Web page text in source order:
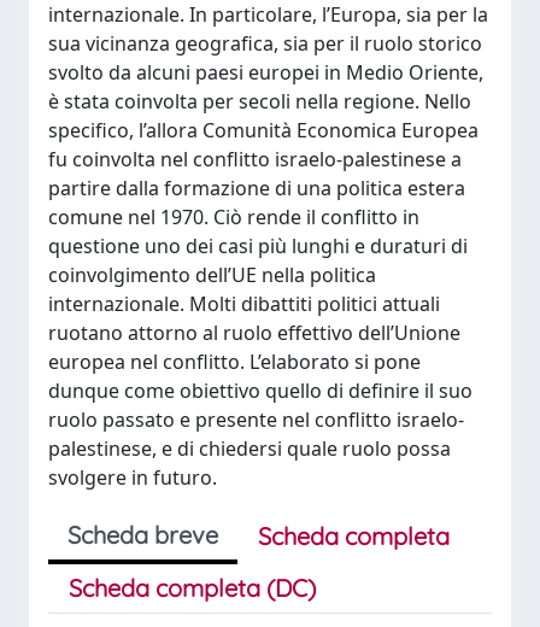
internazionale. In particolare, l’Europa, sia per la
sua vicinanza geografica, sia per il ruolo storico
svolto da alcuni paesi europei in Medio Oriente,
è stata coinvolta per secoli nella regione. Nello
specifico, l’allora Comunità Economica Europea
fu coinvolta nel conflitto israelo-palestinese a
partire dalla formazione di una politica estera
comune nel 1970. Ciò rende il conflitto in
questione uno dei casi più lunghi e duraturi di
coinvolgimento dell’UE nella politica
internazionale. Molti dibattiti politici attuali
ruotano attorno al ruolo effettivo dell’Unione
europea nel conflitto. L’elaborato si pone
dunque come obiettivo quello di definire il suo
ruolo passato e presente nel conflitto israelo-
palestinese, e di chiedersi quale ruolo possa
svolgere in futuro.
Scheda breve
Scheda completa
Scheda completa (DC)